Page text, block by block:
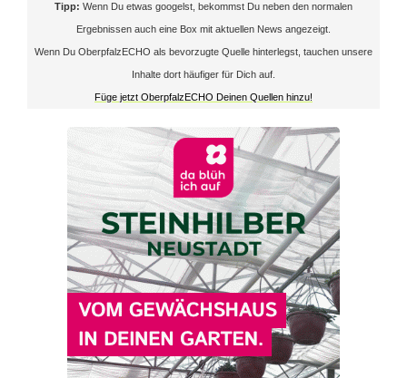
Tipp: Wenn Du etwas googelst, bekommst Du neben den normalen
Ergebnissen auch eine Box mit aktuellen News angezeigt.
Wenn Du OberpfalzECHO als bevorzugte Quelle hinterlegst, tauchen unsere
Inhalte dort häufiger für Dich auf.
Füge jetzt OberpfalzECHO Deinen Quellen hinzu!